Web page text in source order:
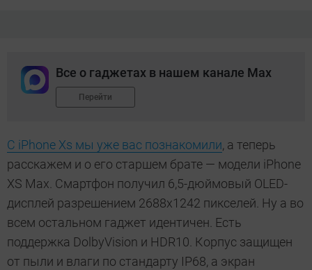
Все о гаджетах в нашем канале Max
Перейти
С iPhone Xs мы уже вас познакомили, а теперь
расскажем и о его старшем брате — модели iPhone
XS Max. Смартфон получил 6,5-дюймовый OLED-
дисплей разрешением 2688х1242 пикселей. Ну а во
всем остальном гаджет идентичен. Есть
поддержка DolbyVision и HDR10. Корпус защищен
от пыли и влаги по стандарту IP68, а экран